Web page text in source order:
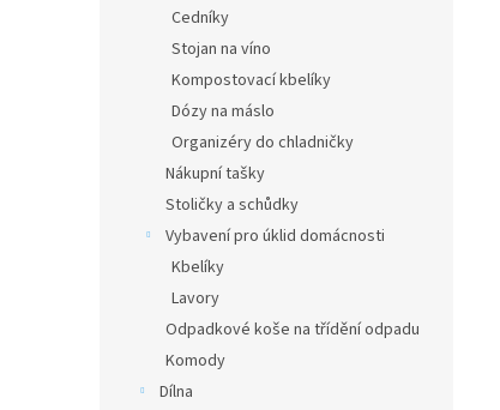
Cedníky
Stojan na víno
Kompostovací kbelíky
Dózy na máslo
Organizéry do chladničky
Nákupní tašky
Stoličky a schůdky
Vybavení pro úklid domácnosti
Kbelíky
Lavory
Odpadkové koše na třídění odpadu
Komody
Dílna